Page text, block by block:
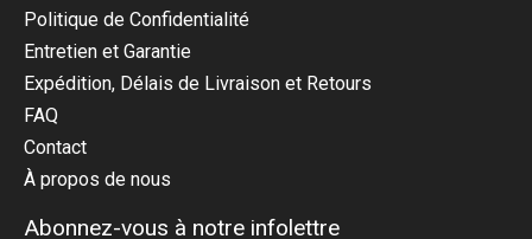
Politique de Confidentialité
Entretien et Garantie
Expédition, Délais de Livraison et Retours
FAQ
Contact
À propos de nous
Abonnez-vous à notre infolettre